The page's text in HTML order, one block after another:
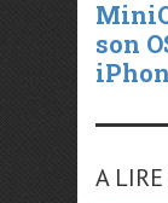
son
A